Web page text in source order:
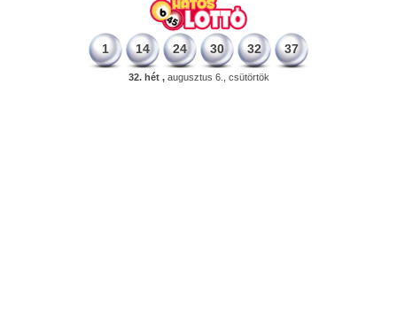
1 14 24 30 32 37
32. hét ,augusztus 6., csütörtök